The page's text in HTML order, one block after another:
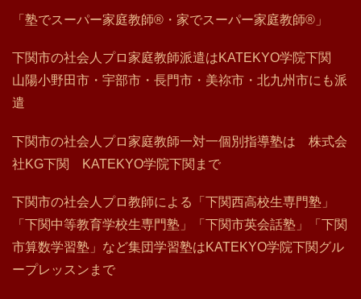
「塾でスーパー家庭教師®・家でスーパー家庭教師®」
下関市の社会人プロ家庭教師派遣はKATEKYO学院下関
山陽小野田市・宇部市・長門市・美祢市・北九州市にも派
遣
下関市の社会人プロ家庭教師一対一個別指導塾は 株式会
社KG下関 KATEKYO学院下関まで
下関市の社会人プロ教師による「下関西高校生専門塾」
「下関中等教育学校生専門塾」「下関市英会話塾」「下関
市算数学習塾」など集団学習塾はKATEKYO学院下関グル
ープレッスンまで